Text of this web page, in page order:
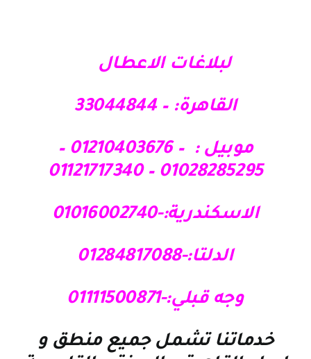
لبلاغات الاعطال
القاهرة: – 33044844
موبيل : – 01210403676 –
01028285295 – 01121717340
الاسكندرية:-01016002740
الدلتا:-01284817088
وجه قبلي:-01111500871
خدماتنا تشمل جميع منطق و